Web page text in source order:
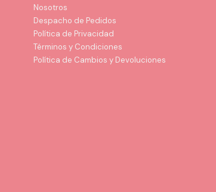
Nosotros
Despacho de Pedidos
Política de Privacidad
Términos y Condiciones
Política de Cambios y Devoluciones